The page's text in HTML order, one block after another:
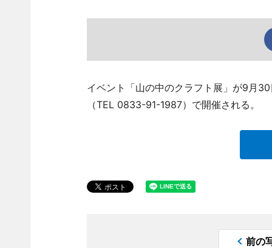
イベント「山の中のクラフト展」が9月
（TEL 0833-91-1987）で開催される。
前の